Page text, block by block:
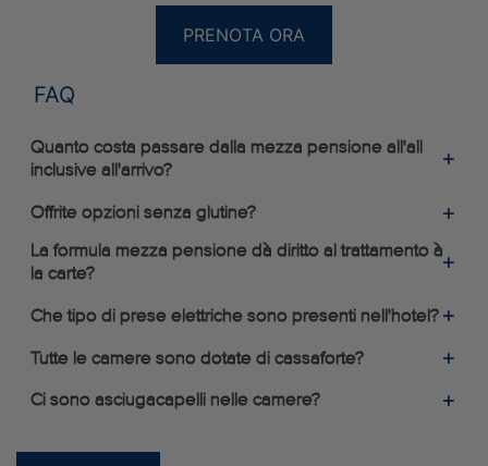
CLUB FEDELTÀ PER GLI OSPITI
PRIVILEGI
PRENOTA ORA
FAQ
Quanto costa passare dalla mezza pensione all'all
inclusive all'arrivo?
Offrite opzioni senza glutine?
La formula mezza pensione dà diritto al trattamento à
la carte?
Che tipo di prese elettriche sono presenti nell'hotel?
Tutte le camere sono dotate di cassaforte?
Ci sono asciugacapelli nelle camere?